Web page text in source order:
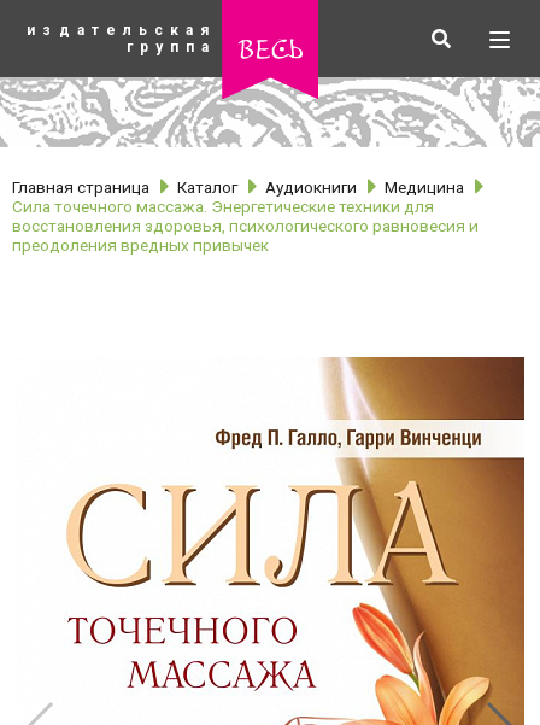
основному
издательская
группа
весь Искать
Главная страница Каталог Аудиокниги
Медицина
Сила точечного массажа. Энергетические техники для
восстановления здоровья, психологического равновесия и
преодоления вредных привычек